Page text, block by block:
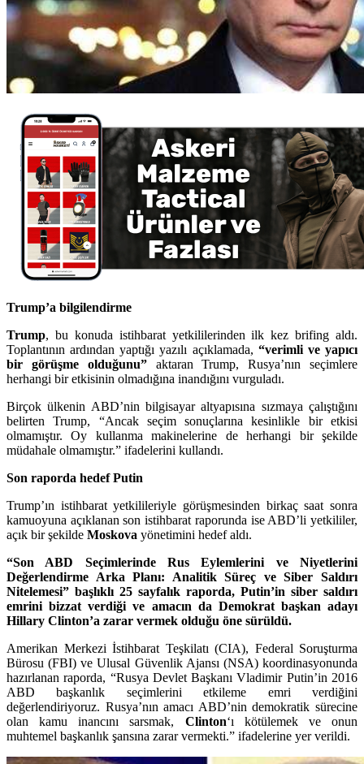
Trump’a bilgilendirme
Trump, bu konuda istihbarat yetkililerinden ilk kez brifing aldı.
Toplantının ardından yaptığı yazılı açıklamada, “verimli ve yapıcı
bir görüşme olduğunu”aktaran Trump, Rusya’nın seçimlere
herhangi bir etkisinin olmadığına inandığını vurguladı.
Birçok ülkenin ABD’nin bilgisayar altyapısına sızmaya çalıştığını
belirten Trump, “Ancak seçim sonuçlarına kesinlikle bir etkisi
olmamıştır. Oy kullanma makinelerine de herhangi bir şekilde
müdahale olmamıştır.” ifadelerini kullandı.
Son raporda hedef Putin
Trump’ın istihbarat yetkilileriyle görüşmesinden birkaç saat sonra
kamuoyuna açıklanan son istihbarat raporunda ise ABD’li yetkililer,
açık bir şekilde Moskova yönetimini hedef aldı.
“Son ABD Seçimlerinde Rus Eylemlerini ve Niyetlerini
Değerlendirme Arka Planı: Analitik Süreç ve Siber Saldırı
Nitelemesi” başlıklı 25 sayfalık raporda, Putin’in siber saldırı
emrini bizzat verdiği ve amacın da Demokrat başkan adayı
Hillary Clinton’a zarar vermek olduğu öne sürüldü.
Amerikan Merkezi İstihbarat Teşkilatı (CIA), Federal Soruşturma
Bürosu (FBI) ve Ulusal Güvenlik Ajansı (NSA) koordinasyonunda
hazırlanan raporda, “Rusya Devlet Başkanı Vladimir Putin’in 2016
ABD başkanlık seçimlerini etkileme emri verdiğini
değerlendiriyoruz. Rusya’nın amacı ABD’nin demokratik sürecine
olan kamu inancını sarsmak, Clinton‘ı kötülemek ve onun
muhtemel başkanlık şansına zarar vermekti.” ifadelerine yer verildi.